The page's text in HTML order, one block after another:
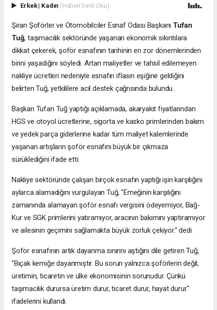
Erkek| Kadın (Haberi Sesli Oku)
Şiran Şoförler ve Otomobilciler Esnaf Odası Başkanı Tufan
Tuğ, taşımacılık sektöründe yaşanan ekonomik sıkıntılara
dikkat çekerek, şoför esnafının tarihinin en zor dönemlerinden
birini yaşadığını söyledi. Artan maliyetler ve tahsil edilemeyen
nakliye ücretleri nedeniyle esnafın iflasın eşiğine geldiğini
belirten Tuğ, yetkililere acil destek çağrısında bulundu.
Başkan Tufan Tuğ yaptığı açıklamada, akaryakıt fiyatlarından
HGS ve otoyol ücretlerine, sigorta ve kasko primlerinden bakım
ve yedek parça giderlerine kadar tüm maliyet kalemlerinde
yaşanan artışların şoför esnafını büyük bir çıkmaza
sürüklediğini ifade etti.
Nakliye sektöründe çalışan birçok esnafın yaptığı işin karşılığını
aylarca alamadığını vurgulayan Tuğ, "Emeğinin karşılığını
zamanında alamayan şoför esnafı vergisini ödeyemiyor, Bağ-
Kur ve SGK primlerini yatıramıyor, aracının bakımını yaptıramıyor
ve ailesinin geçimini sağlamakta büyük zorluk çekiyor." dedi.
Şoför esnafının artık dayanma sınırını aştığını dile getiren Tuğ,
"Bıçak kemiğe dayanmıştır. Bu sorun yalnızca şoförlerin değil;
üretimin, ticaretin ve ülke ekonomisinin sorunudur. Çünkü
taşımacılık durursa üretim durur, ticaret durur, hayat durur."
ifadelerini kullandı.